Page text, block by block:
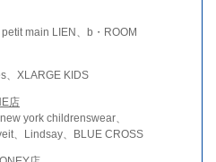
main LIEN、b・ROOM
、XLARGE KIDS
店
york childrenswear、
、Lindsay、BLUE CROSS